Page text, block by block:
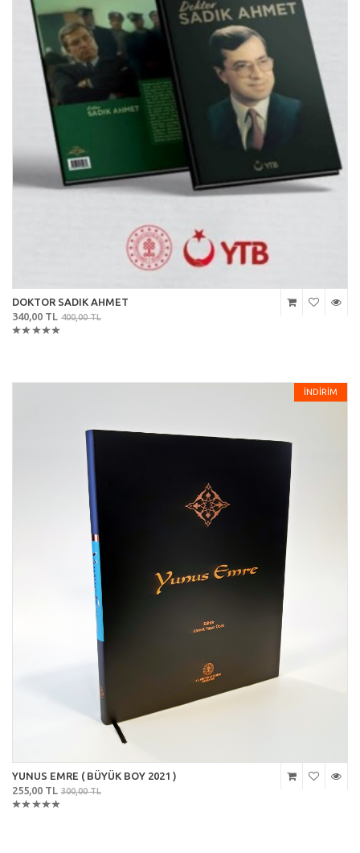
DOKTOR SADIK AHMET
340,00 TL 400,00 TL
İNDİRİM
YUNUS EMRE ( BÜYÜK BOY 2021 )
255,00 TL 300,00 TL